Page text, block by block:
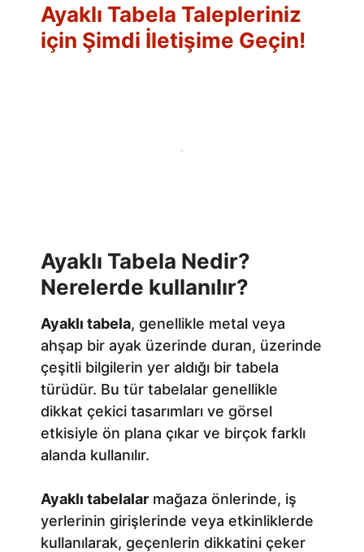
Ayaklı Tabela Talepleriniz
için Şimdi İletişime Geçin!
Ayaklı Tabela Nedir?
Nerelerde kullanılır?
Ayaklı tabela, genellikle metal veya
ahşap bir ayak üzerinde duran, üzerinde
çeşitli bilgilerin yer aldığı bir tabela
türüdür. Bu tür tabelalar genellikle
dikkat çekici tasarımları ve görsel
etkisiyle ön plana çıkar ve birçok farklı
alanda kullanılır.
Ayaklı tabelalar mağaza önlerinde, iş
yerlerinin girişlerinde veya etkinliklerde
kullanılarak, geçenlerin dikkatini çeker